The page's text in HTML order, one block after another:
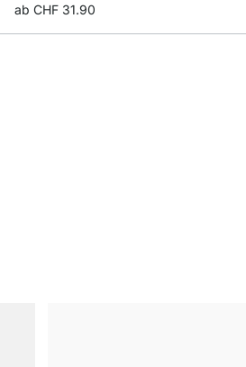
ab CHF 31.90